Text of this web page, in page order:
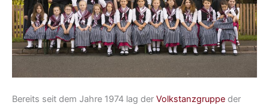
Bereits seit dem Jahre 1974 lag der Volkstanzgruppe der